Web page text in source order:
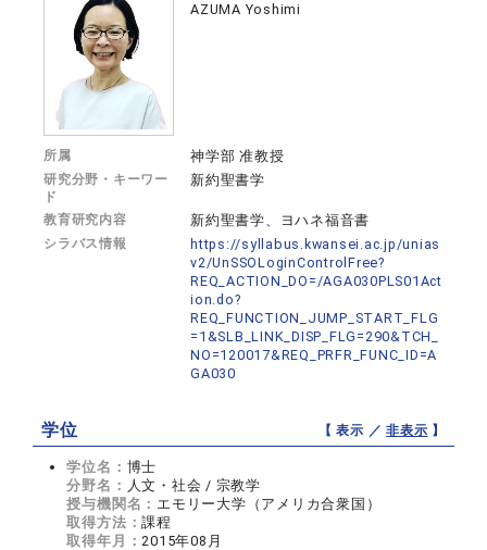
AZUMA Yoshimi
所属 神学部 准教授
研究分野・キーワー
ド
新約聖書学
教育研究内容 新約聖書学、ヨハネ福音書
シラバス情報
https://syllabus.kwansei.ac.jp/unias
v2/UnSSOLoginControlFree?
REQ_ACTION_DO=/AGA030PLS01Act
ion.do?
REQ_FUNCTION_JUMP_START_FLG
=1&SLB_LINK_DISP_FLG=290&TCH_
NO=120017&REQ_PRFR_FUNC_ID=A
GA030
学位 【 表示 ／非表示 】
学位名： 博士
分野名： 人文・社会 / 宗教学
授与機関名： エモリー大学（アメリカ合衆国）
取得方法：課程
取得年月： 2015年08月